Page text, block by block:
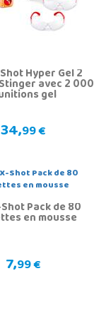
Hyper Gel 2
avec 2 000
gel
34,99 €
Pack de 80
en mousse
7,99 €